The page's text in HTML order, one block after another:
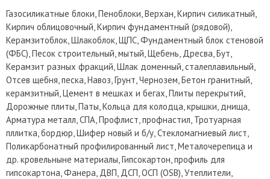
Газосиликатные блоки, Пеноблоки, Верхан, Кирпич силикатный,
Кирпич облицовочный, Кирпич фундаментный (рядовой),
Керамзитоблок, Шлакоблок, ЩПС, Фундаментный блок стеновой
(ФБС), Песок строительный, мытый, Щебень, Дресва, Бут,
Керамзит разных фракций, Шлак доменный, сталеплавильный,
Отсев щебня, песка, Навоз, Грунт, Чернозем, Бетон гранитный,
керамзитный, Цемент в мешках и бегах, Плиты перекрытий,
Дорожные плиты, Паты, Кольца для колодца, крышки, днища,
Арматура металл, СПА, Профлист, профнастил, Тротуарная
пллитка, бордюр, Шифер новый и б/у, Стекломагниевый лист,
Поликарбонатный профилированный лист, Металочерепица и
др. кровельныне материалы, Гипсокартон, профиль для
гипсокартона, Фанера, ДВП, ДСП, ОСП (OSB), Утеплители,